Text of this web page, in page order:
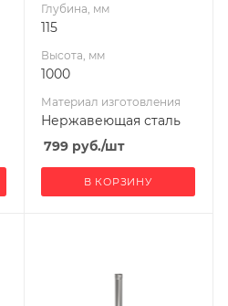
Глубина, мм
115
Высота, мм
1000
Материал изготовления
Нержавеющая сталь
799руб./шт
В КОРЗИНУ